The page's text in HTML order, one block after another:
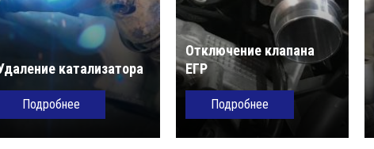
катализатора
Подробнее
Отключение клапана
ЕГР
Подробнее